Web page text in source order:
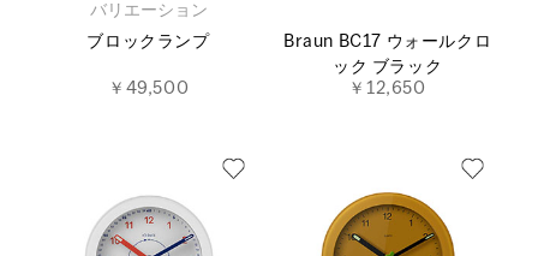
バリエーション
ブロックランプ
￥49,500
Braun BC17 ウォールクロ
ック ブラック
￥12,650